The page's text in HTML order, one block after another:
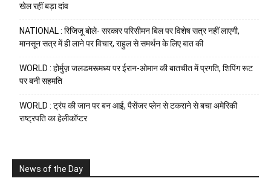
खेल रहीं बड़ा दांव
NATIONAL : रिजिजू बोले- सरकार परिसीमन बिल पर विशेष सत्र नहीं लाएगी,
मानसून सत्र में ही लाने पर विचार, राहुल से समर्थन के लिए बात की
WORLD : होर्मुज़ जलडमरूमध्य पर ईरान-ओमान की बातचीत में प्रगति, शिपिंग रूट
पर बनी सहमति
WORLD : ट्रंप की जान पर बन आई, पैसेंजर प्लेन से टकराने से बचा अमेरिकी
राष्ट्रपति का हेलीकॉप्टर
News of the Day